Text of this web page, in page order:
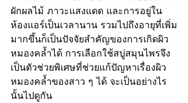
ผักผลไม้ ภาวะแสงแดด และการอยู่ใน
ห้องแอร์เป็นเวลานาน รวมไปถึงอายุที่เพิ่ม
มากขึ้นก็เป็นปัจจัยสำคัญของการเกิดผิว
หมองคล้ำได้ การเลือกใช้สบู่สมุนไพรจึง
เป็นตัวช่วยพิเศษที่ช่วยแก้ปัญหาเรื่องผิว
หมองคล้ำของสาว ๆ ได้ จะเป็นอย่างไร
นั้นไปดูกัน